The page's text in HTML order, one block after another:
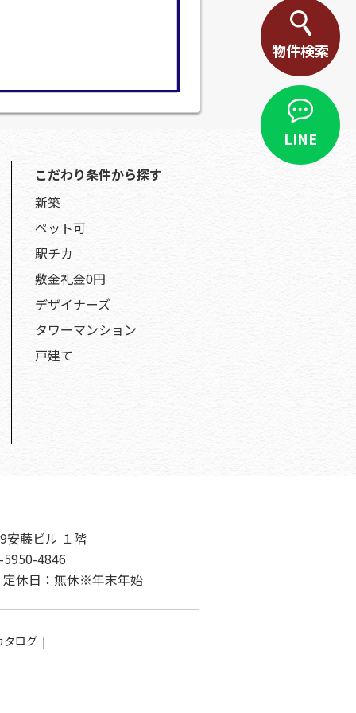
物件検索
LINE
こだわり条件から探す
新築
ペット可
駅チカ
敷金礼金0円
デザイナーズ
タワーマンション
戸建て
安藤ビル １階
5950-4846
休日：無休※年末年始
タログ